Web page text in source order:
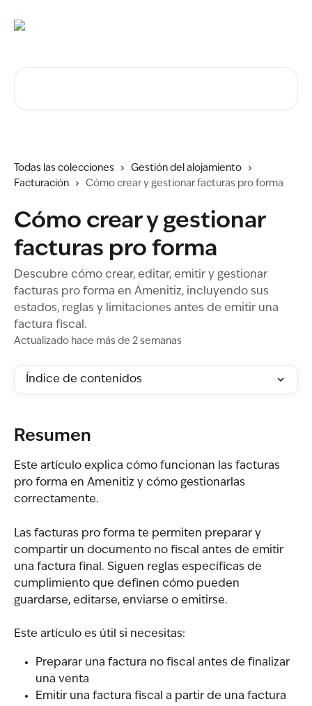
Todas las colecciones
Gestión del alojamiento
Facturación
Cómo crear y gestionar facturas pro forma
Cómo crear y gestionar
facturas pro forma
Descubre cómo crear, editar, emitir y gestionar
facturas pro forma en Amenitiz, incluyendo sus
estados, reglas y limitaciones antes de emitir una
factura fiscal.
Actualizado hace más de 2 semanas
Índice de contenidos
Resumen
Este artículo explica cómo funcionan las facturas
pro forma en Amenitiz y cómo gestionarlas
correctamente.
Las facturas pro forma te permiten preparar y
compartir un documento no fiscal antes de emitir
una factura final. Siguen reglas específicas de
cumplimiento que definen cómo pueden
guardarse, editarse, enviarse o emitirse.
Este artículo es útil si necesitas:
Preparar una factura no fiscal antes de finalizar
una venta
Emitir una factura fiscal a partir de una factura